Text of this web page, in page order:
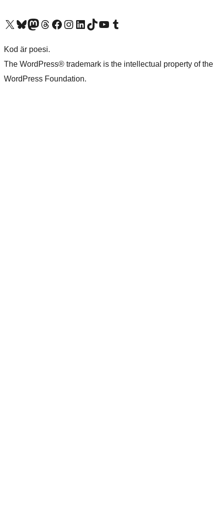
Besök vår X-konto (f.d. Twitter)
Besök vårt Bluesky-konto
Besök vårt Mastodon-konto
Besök vårt Thread-konto
Besök vår Facebook-sidaBesök vårt Instagram-konto
Besök vårt LinkedIn-konto
Besök vårt TikTok-konto
Besök vår YouTube-kanalBesök vårt Tumblr-konto
Kod är poesi.
The WordPress® trademark is the intellectual property of the
WordPress Foundation.